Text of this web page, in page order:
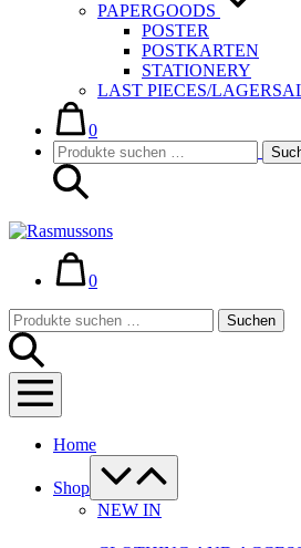
PAPERGOODS
POSTER
POSTKARTEN
STATIONERY
LAST PIECES/
Warenkorb
0im
Warenkorb
Suche-
Schalter
Suchen
nach:
Warenkorb
0im
Suche-
Schalter
Suchen
nach:
Suchen
Menü-
Schalter
Home
Shop
Menü-
Schalter
NEW IN